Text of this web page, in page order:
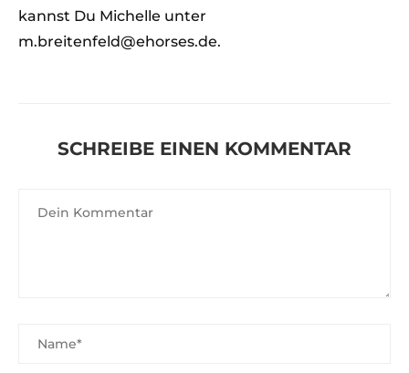
kannst Du Michelle unter
m.breitenfeld@ehorses.de.
SCHREIBE EINEN KOMMENTAR